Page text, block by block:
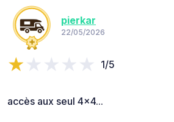
pierkar
22/05/2026
1/5
accès aux seul 4x4...